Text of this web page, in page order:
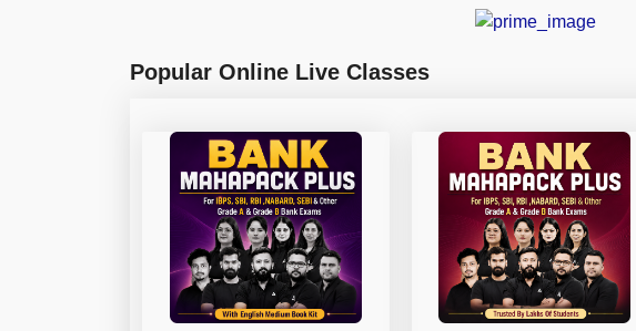
Popular Online Live Classes